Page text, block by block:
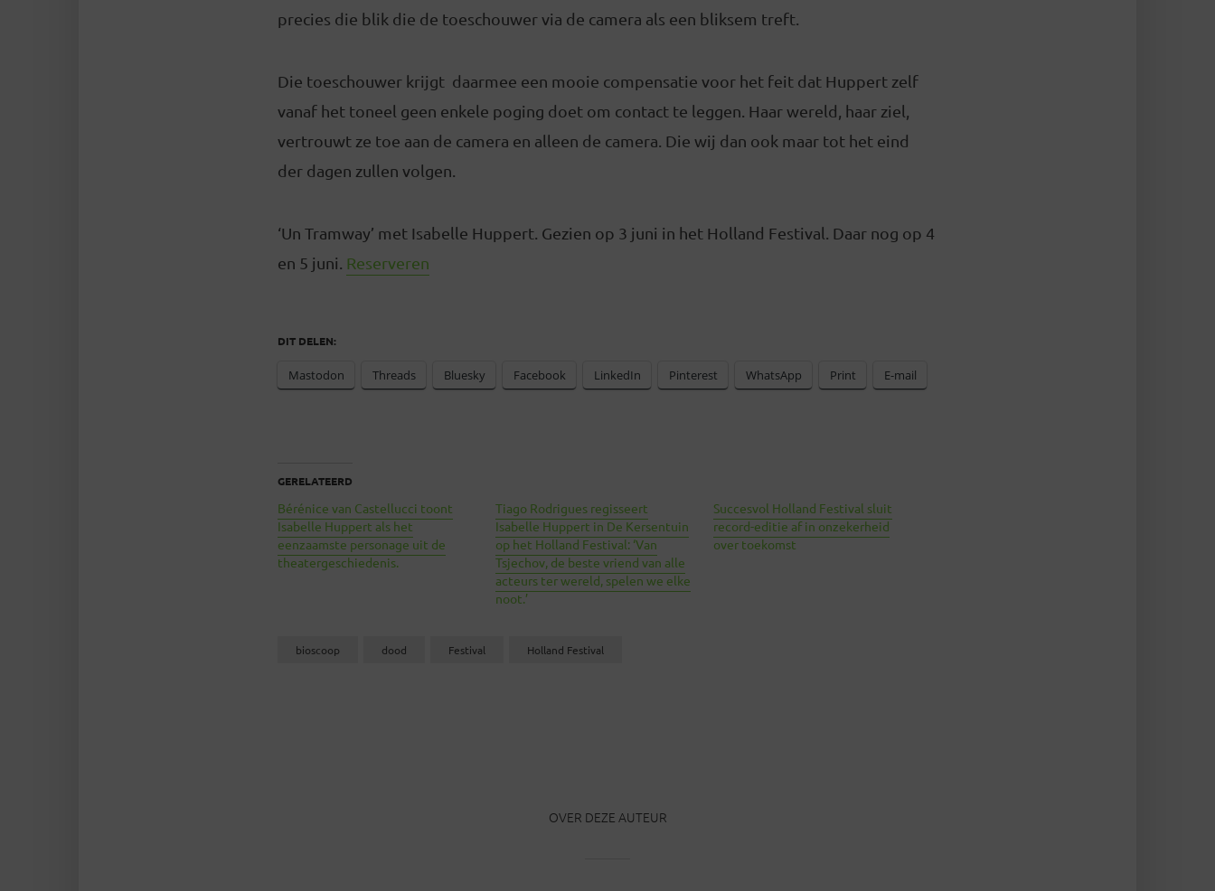
precies die blik die de toeschouwer via de camera als een bliksem treft.
Die toeschouwer krijgt daarmee een mooie compensatie voor het feit dat Huppert zelf
vanaf het toneel geen enkele poging doet om contact te leggen. Haar wereld, haar ziel,
vertrouwt ze toe aan de camera en alleen de camera. Die wij dan ook maar tot het eind
der dagen zullen volgen.
‘Un Tramway’ met Isabelle Huppert. Gezien op 3 juni in het Holland Festival. Daar nog op 4
en 5 juni. Reserveren
DIT DELEN:
Mastodon Threads Bluesky Facebook LinkedIn Pinterest WhatsApp Print E-mail
GERELATEERD
Bérénice van Castellucci toont
Isabelle Huppert als het
eenzaamste personage uit de
theatergeschiedenis.
Tiago Rodrigues regisseert
Isabelle Huppert in De Kersentuin
op het Holland Festival: ‘Van
Tsjechov, de beste vriend van alle
acteurs ter wereld, spelen we elke
noot.’
Succesvol Holland Festival sluit
record-editie af in onzekerheid
over toekomst
bioscoop dood Festival Holland Festival
OVER DEZE AUTEUR